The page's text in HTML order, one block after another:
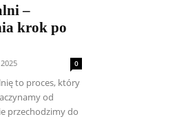
–
krok po
0
to proces, który
od
przechodzimy do